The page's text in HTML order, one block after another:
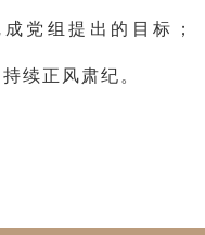
党组提出的目标；
续正风肃纪。